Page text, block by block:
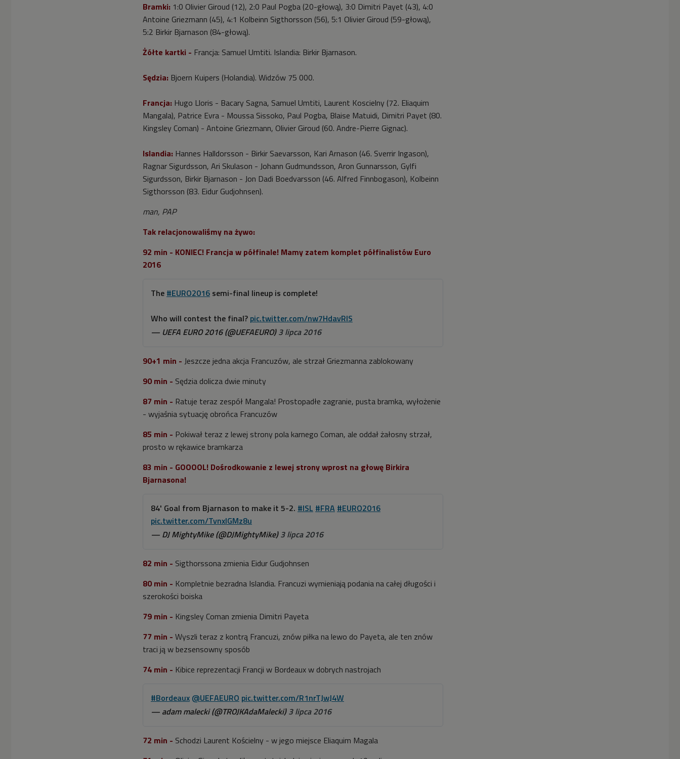
Bramki: 1:0 Olivier Giroud (12), 2:0 Paul Pogba (20-głową), 3:0 Dimitri Payet (43), 4:0
Antoine Griezmann (45), 4:1 Kolbeinn Sigthorsson (56), 5:1 Olivier Giroud (59-głową),
5:2 Birkir Bjarnason (84-głową).
Żółte kartki - Francja: Samuel Umtiti. Islandia: Birkir Bjarnason.
Sędzia: Bjoern Kuipers (Holandia). Widzów 75 000.
Francja: Hugo Lloris - Bacary Sagna, Samuel Umtiti, Laurent Koscielny (72. Eliaquim
Mangala), Patrice Evra - Moussa Sissoko, Paul Pogba, Blaise Matuidi, Dimitri Payet (80.
Kingsley Coman) - Antoine Griezmann, Olivier Giroud (60. Andre-Pierre Gignac).
Islandia: Hannes Halldorsson - Birkir Saevarsson, Kari Arnason (46. Sverrir Ingason),
Ragnar Sigurdsson, Ari Skulason - Johann Gudmundsson, Aron Gunnarsson, Gylfi
Sigurdsson, Birkir Bjarnason - Jon Dadi Boedvarsson (46. Alfred Finnbogason), Kolbeinn
Sigthorsson (83. Eidur Gudjohnsen).
man, PAP
Tak relacjonowaliśmy na żywo:
92 min - KONIEC! Francja w półfinale! Mamy zatem komplet półfinalistów Euro
2016
The #EURO2016 semi-final lineup is complete!
Who will contest the final? pic.twitter.com/nw7HdavRIS
— UEFA EURO 2016 (@UEFAEURO)3 lipca 2016
90+1 min - Jeszcze jedna akcja Francuzów, ale strzał Griezmanna zablokowany
90 min - Sędzia dolicza dwie minuty
87 min - Ratuje teraz zespół Mangala! Prostopadłe zagranie, pusta bramka, wyłożenie
- wyjaśnia sytuację obrońca Francuzów
85 min - Pokiwał teraz z lewej strony pola karnego Coman, ale oddał żałosny strzał,
prosto w rękawice bramkarza
83 min - GOOOOL! Dośrodkowanie z lewej strony wprost na głowę Birkira
Bjarnasona!
84' Goal from Bjarnason to make it 5-2. #ISL #FRA #EURO2016
pic.twitter.com/TvnxlGMz8u
— DJ MightyMike (@DJMightyMike)3 lipca 2016
82 min - Sigthorssona zmienia Eidur Gudjohnsen
80 min - Kompletnie bezradna Islandia. Francuzi wymieniają podania na całej długości i
szerokości boiska
79 min - Kingsley Coman zmienia Dimitri Payeta
77 min - Wyszli teraz z kontrą Francuzi, znów piłka na lewo do Payeta, ale ten znów
traci ją w bezsensowny sposób
74 min - Kibice reprezentacji Francji w Bordeaux w dobrych nastrojach
#Bordeaux @UEFAEURO pic.twitter.com/R1nrTJwJ4W
— adam malecki (@TROJKAdaMalecki)3 lipca 2016
72 min - Schodzi Laurent Kościelny - w jego miejsce Eliaquim Magala